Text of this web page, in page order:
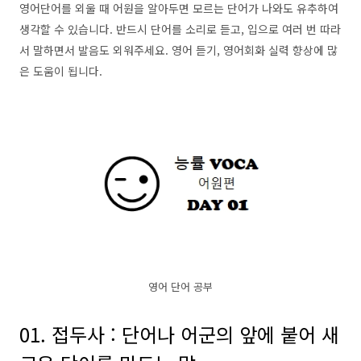
영어단어를 외울 때 어원을 알아두면 모르는 단어가 나와도 유추하여
생각할 수 있습니다. 반드시 단어를 소리로 듣고, 입으로 여러 번 따라
서 말하면서 발음도 외워주세요. 영어 듣기, 영어회화 실력 향상에 많
은 도움이 됩니다.
영어 단어 공부
01. 접두사 : 단어나 어군의 앞에 붙어 새